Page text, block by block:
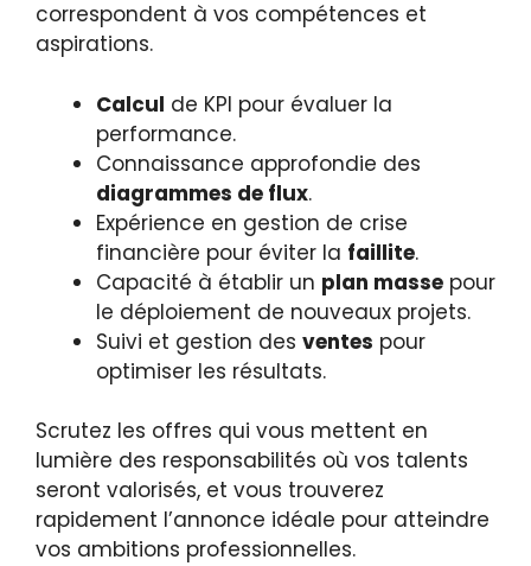
correspondent à vos compétences et
aspirations.
Calcul de KPI pour évaluer la
performance.
Connaissance approfondie des
diagrammes de flux.
Expérience en gestion de crise
financière pour éviter la faillite.
Capacité à établir un plan masse pour
le déploiement de nouveaux projets.
Suivi et gestion des ventes pour
optimiser les résultats.
Scrutez les offres qui vous mettent en
lumière des responsabilités où vos talents
seront valorisés, et vous trouverez
rapidement l’annonce idéale pour atteindre
vos ambitions professionnelles.